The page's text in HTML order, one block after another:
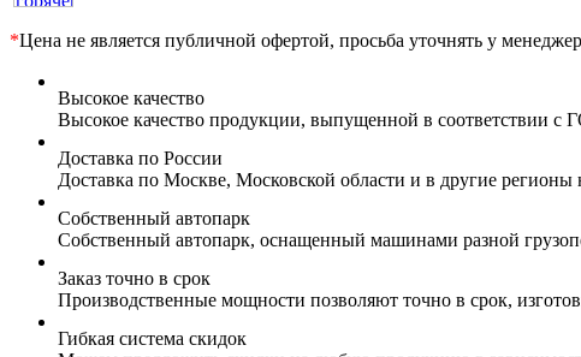
*Цена не является публичной офертой, просьба уточнять у
Высокое качество
Высокое качество продукции, выпущенной в соответствии
Доставка по России
Доставка по Москве, Московской области и в другие
Собственный автопарк
Собственный автопарк, оснащенный машинами разной
Заказ точно в срок
Производственные мощности позволяют точно в срок,
Гибкая система скидок